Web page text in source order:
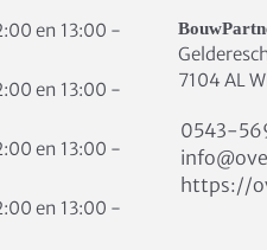
en 13:00 -
en 13:00 -
en 13:00 -
en 13:00 -
7104 AL
0543-
https://